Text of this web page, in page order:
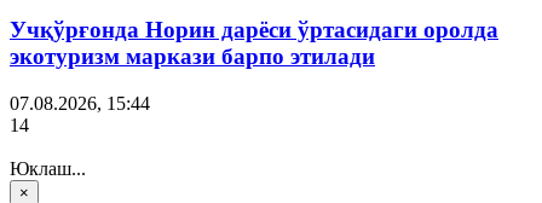
Учқўрғонда Норин дарёси ўртасидаги оролда
экотуризм маркази барпо этилади
07.08.2026, 15:44
14
Юклаш...
×